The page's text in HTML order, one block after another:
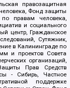
правозащитная
Фонд защиты
по правам человека,
и социального
центр, Гражданское
Сутяжник,
в Калининграде по
и проектов Совета
организаций,
Прав Средств
- Сибирь, Частное
поддержке